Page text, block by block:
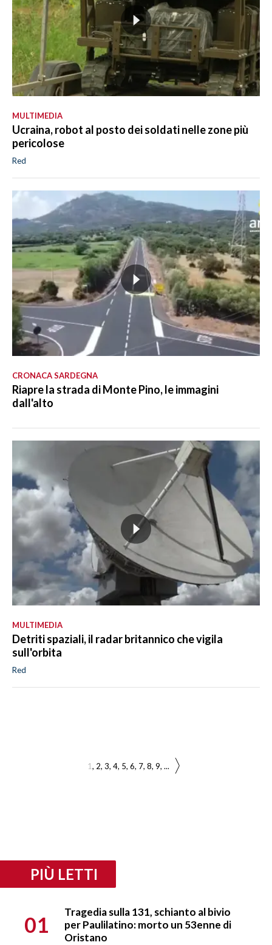
MULTIMEDIA
Ucraina, robot al posto dei soldati nelle zone più
pericolose
Red
CRONACA SARDEGNA
Riapre la strada di Monte Pino, le immagini
dall'alto
MULTIMEDIA
Detriti spaziali, il radar britannico che vigila
sull'orbita
Red
1 2 3 4 5 6 7 8 9 ...
PIÙ LETTI
01
Tragedia sulla 131, schianto al bivio
per Paulilatino: morto un 53enne di
Oristano